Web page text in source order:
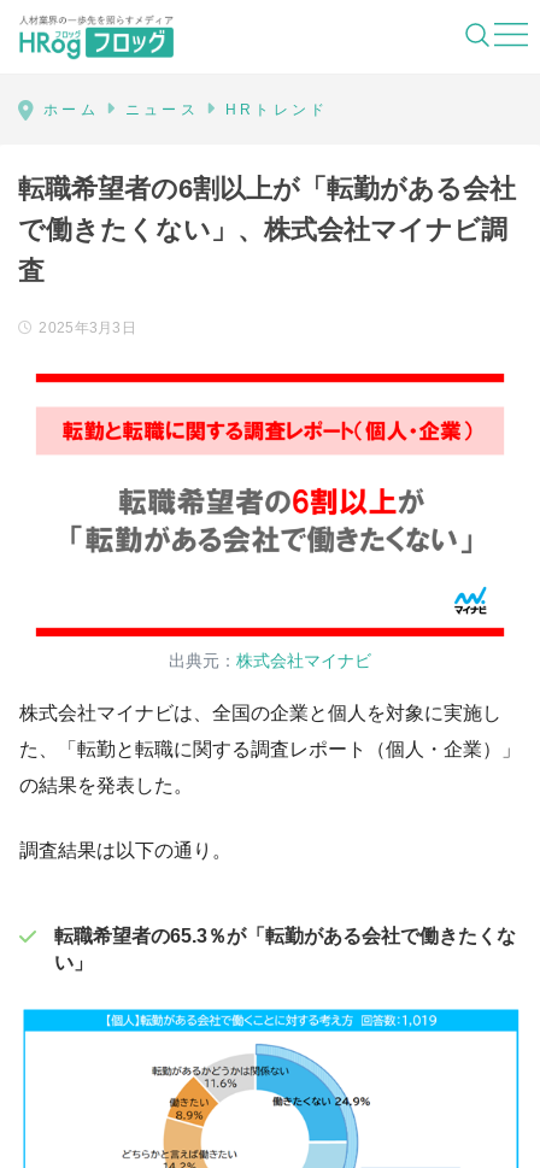
HRog | 人材業界の一歩先を照らすメディ
ホーム ニュース HRトレンド
転職希望者の6割以上が「転勤がある会社
で働きたくない」、株式会社マイナビ調
査
2025年3月3日
出典元： 株式会社マイナビ
株式会社マイナビは、全国の企業と個人を対象に実施し
た、「転勤と転職に関する調査レポート（個人・企業）」
の結果を発表した。
調査結果は以下の通り。
転職希望者の65.3％が「転勤がある会社で働きたくな
い」